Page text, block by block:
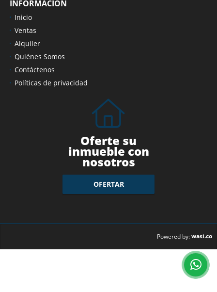
INFORMACIÓN
Inicio
Ventas
Alquiler
Quiénes Somos
Contáctenos
Políticas de privacidad
Oferte su
inmueble con
nosotros
OFERTAR
Powered by:wasi.co